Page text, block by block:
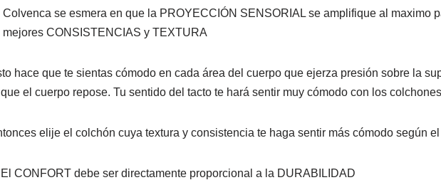
Colvenca se esmera en que la PROYECCIÓN SENSORIAL se amplifique al maximo
mejores CONSISTENCIAS y TEXTURA
hace que te sientas cómodo en cada área del cuerpo que ejerza presión sobre la
que el cuerpo repose. Tu sentido del tacto te hará sentir muy cómodo con los
elije el colchón cuya textura y consistencia te haga sentir más cómodo según
CONFORT debe ser directamente proporcional a la DURABILIDAD